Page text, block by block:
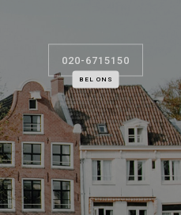
020-6715150
BEL ONS